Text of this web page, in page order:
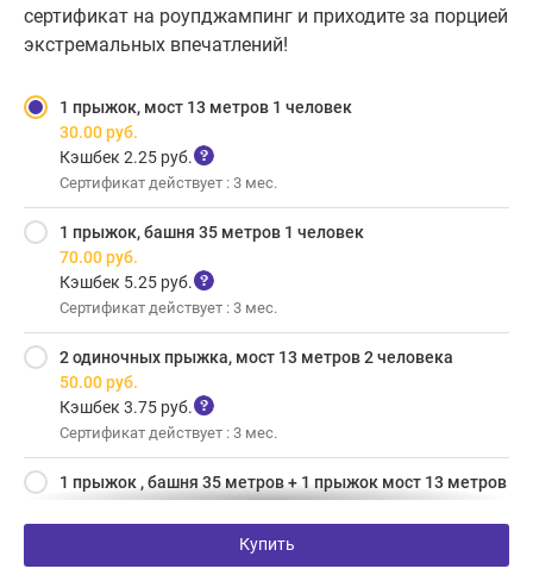
сертификат на роупджампинг и приходите за порцией
экстремальных впечатлений!
1 прыжок, мост 13 метров 1 человек
30.00руб.
Кэшбек 2.25 руб.
Сертификат действует : 3 мес.
1 прыжок, башня 35 метров 1 человек
70.00руб.
Кэшбек 5.25 руб.
Сертификат действует : 3 мес.
2 одиночных прыжка, мост 13 метров 2 человека
50.00руб.
Кэшбек 3.75 руб.
Сертификат действует : 3 мес.
1 прыжок , башня 35 метров + 1 прыжок мост 13 метров
1 человек
Купить